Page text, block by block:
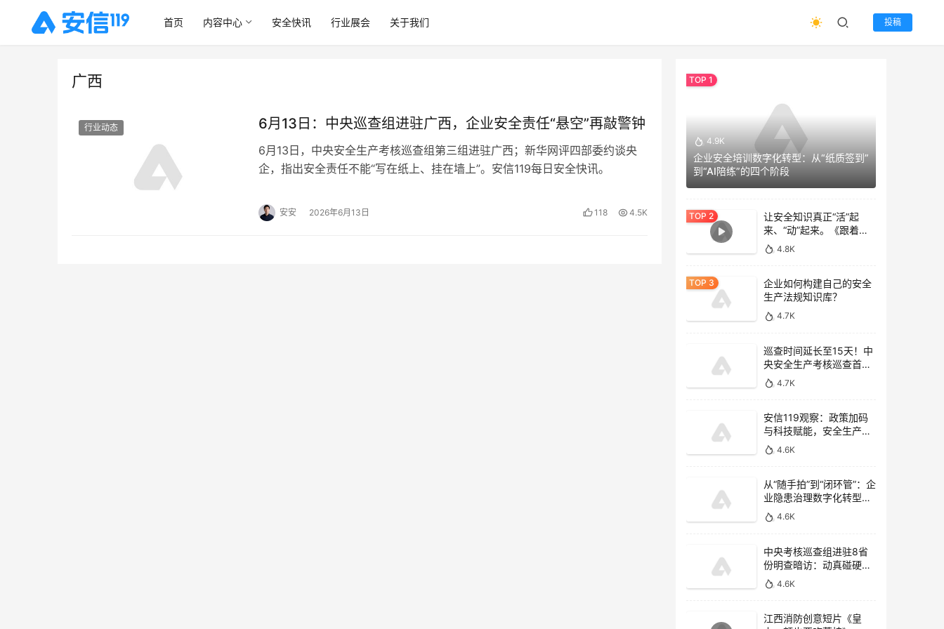
首页 内容中心 安全快讯 行业展会 关于我们 投稿
广西
行业动态 6月13日：中央巡查组进驻广西，企业安全责任“悬空”再敲警钟
6月13日，中央安全生产考核巡查组第三组进驻广西；新华网评四部委约谈央
企，指出安全责任不能“写在纸上、挂在墙上”。安信119每日安全快讯。
安安 2026年6月13日 118 4.5K
4.9K
企业安全培训数字化转型：从“纸质签到”
到“AI陪练”的四个阶段
让安全知识真正“活”起
来、“动”起来。《跟着专
家去逛gai》
4.8K
企业如何构建自己的安全
生产法规知识库？
4.7K
巡查时间延长至15天！中
央安全生产考核巡查首次
开展监管执法专项检查
4.7K
安信119观察：政策加码
与科技赋能，安全生产信
息化驶入“快车道”
4.6K
从“随手拍”到“闭环管”：企
业隐患治理数字化转型的
四个关键
4.6K
中央考核巡查组进驻8省
份明查暗访：动真碰硬，
重拳惩治非法违法行为
4.6K
江西消防创意短片《皇